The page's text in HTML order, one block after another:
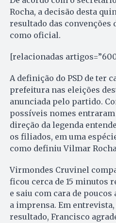
Rocha, a decisão desta
resultado das convenções
como oficial.
[relacionadas
A definição do PSD de ter
prefeitura nas eleições
anunciada pelo partido.
possíveis nomes entraram
direção da legenda
os filiados, em uma
como definiu Vilmar
Virmondes Cruvinel
ficou cerca de 15 minutos
e saiu com cara de
a imprensa. Em
resultado, Francisco